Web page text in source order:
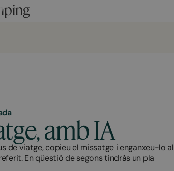
amb IA
de viatge, copieu el missatge i enganxeu-lo al
En qüestió de segons tindràs un pla